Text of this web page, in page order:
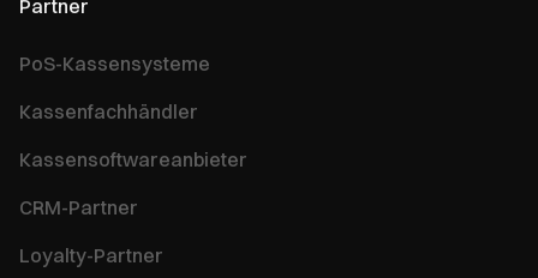
Partner
PoS-Kassensysteme
Kassenfachhändler
Kassensoftwareanbieter
CRM-Partner
Loyalty-Partner